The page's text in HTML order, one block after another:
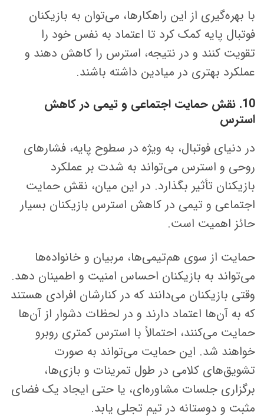
با بهره‌گیری از این راهکارها، می‌توان به بازیکنان
فوتبال پایه کمک کرد تا اعتماد به نفس خود را
تقویت کنند و در نتیجه، استرس را کاهش دهند و
عملکرد بهتری در میادین داشته باشند.
10. نقش حمایت اجتماعی و تیمی در کاهش
استرس
در دنیای فوتبال، به ویژه در سطوح پایه، فشارهای
روحی و استرس می‌تواند به شدت بر عملکرد
بازیکنان تأثیر بگذارد. در این میان، نقش حمایت
اجتماعی و تیمی در کاهش استرس بازیکنان بسیار
حائز اهمیت است.
حمایت از سوی هم‌تیمی‌ها، مربیان و خانواده‌ها
می‌تواند به بازیکنان احساس امنیت و اطمینان دهد.
وقتی بازیکنان می‌دانند که در کنارشان افرادی هستند
که به آن‌ها اعتماد دارند و در لحظات دشوار از آن‌ها
حمایت می‌کنند، احتمالاً با استرس کمتری روبرو
خواهند شد. این حمایت می‌تواند به صورت
تشویق‌های کلامی در طول تمرینات و بازی‌ها،
برگزاری جلسات مشاوره‌ای، یا حتی ایجاد یک فضای
مثبت و دوستانه در تیم تجلی یابد.